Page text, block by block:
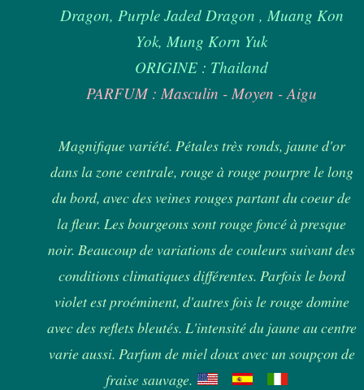
Dragon, Purple Jaded Dragon , Muang Kon
Yok, Mung Korn Yuk
ORIGINE : Thailand
PARFUM : Masculin - Moyen - Aigu
Magnifique variété. Pétales très ronds, jaune d'or
dans la zone centrale, rouge à rouge pourpre le long
du bord, avec des veines rouges partant du coeur de
la fleur. Les bourgeons sont rouge foncé à presque
noir. Beaucoup de variations de couleurs suivant des
conditions climatiques différentes. Parfois le bord
violet est proéminent, d'autres fois le rouge domine
avec des reflets bleutés. L'intensité du jaune au centre
varie aussi. Parfum de miel doux avec un soupçon de
fraise sauvage.